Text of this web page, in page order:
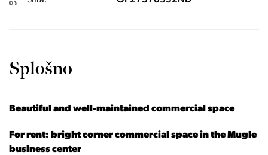
Splošno
Beautiful and well-maintained commercial space
For rent: bright corner commercial space in the Mugle
business center